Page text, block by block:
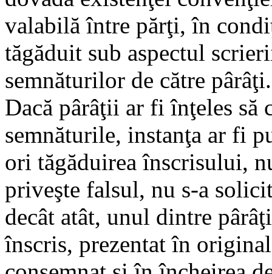
valabilă între părţi, în
tăgăduit sub aspectul
semnăturilor de către pârâţi.
Dacă pârâţii ar fi înţeles să
semnăturile, instanţa ar fi
ori tăgăduirea înscrisului,
priveşte falsul, nu s-a
decât atât, unul dintre
înscris, prezentat în